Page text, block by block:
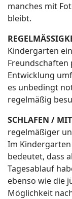
manches mit
bleibt.
Kindergarten
Freundschaften
Entwicklung
es unbedingt
regelmäßig
SCHLAFEN /
regelmäßiger
Im Kindergarten
bedeutet, dass
Tagesablauf
ebenso wie die
Möglichkeit